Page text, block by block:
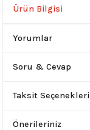
Ürün Bilgisi
Yorumlar
Soru & Cevap
Taksit Seçenekleri
Önerileriniz